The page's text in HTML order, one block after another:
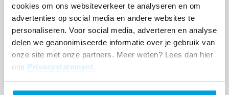
cookies om ons websiteverkeer te analyseren en om
advertenties op social media en andere websites te
personaliseren. Voor social media, adverteren en analyse
delen we geanonimiseerde informatie over je gebruik van
onze site met onze partners. Meer weten? Lees dan hier
ons Privacystatement.